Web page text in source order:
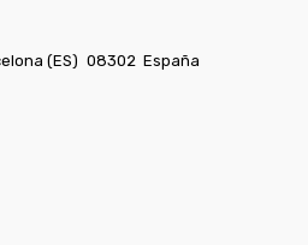
(ES) 08302 España